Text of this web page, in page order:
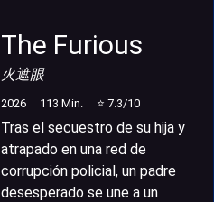
The Furious
火遮眼
2026 113 Min. ⭐ 7.3/10
Tras el secuestro de su hija y
atrapado en una red de
corrupción policial, un padre
desesperado se une a un